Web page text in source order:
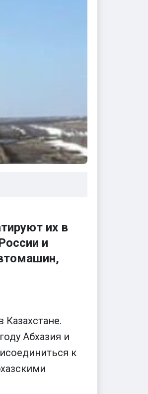
их в
и
Абхазия и
к